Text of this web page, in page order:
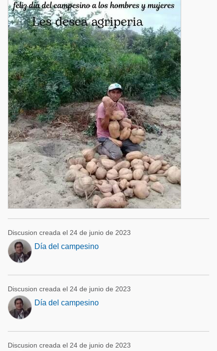
Discusion creada el 24 de junio de 2023
Día del campesino
Discusion creada el 24 de junio de 2023
Día del campesino
Discusion creada el 24 de junio de 2023